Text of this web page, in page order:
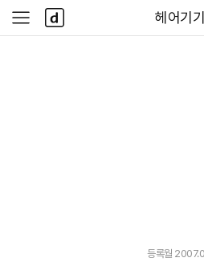
다나와
헤어기기
사
이
다
나
와
등록월